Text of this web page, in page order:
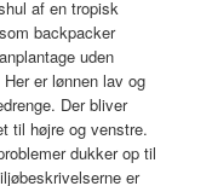
af en tropisk
backpacker
uden
er lønnen lav og
Der bliver
til højre og venstre.
dukker op til
er